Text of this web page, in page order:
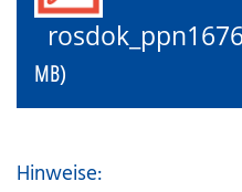
MB)
Hinweise: